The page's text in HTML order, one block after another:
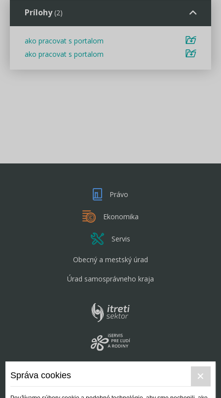
Prílohy (2)
ako pracovat s portalom
ako pracovat s portalom
Právo
Ekonomika
Servis
Obecný a mestský úrad
Úrad samosprávneho kraja
Správa cookies